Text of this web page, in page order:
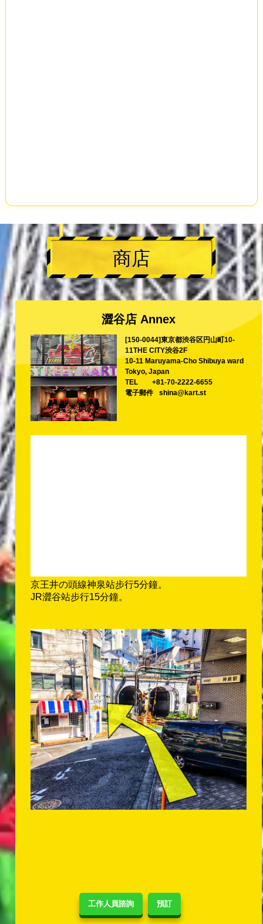
工作人員諮詢 預訂
商店
澀谷店 Annex
[150-0044]東京都渋谷区円山町10-
11THE CITY渋谷2F
10-11 Maruyama-Cho Shibuya ward
Tokyo, Japan
TEL
+81-70-2222-6655
電子郵件
shina@kart.st
京王井の頭線神泉站步行5分鐘。
JR澀谷站步行15分鐘。